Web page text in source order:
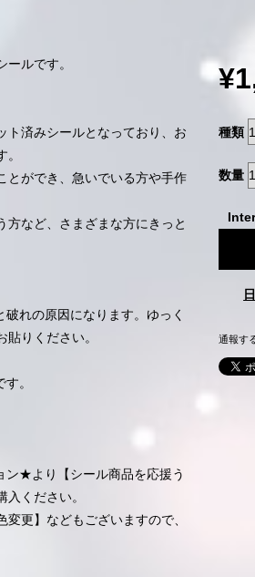
ールです。
ト済みシールとなっており、お
とができ、急いでいる方や手作
方など、さまざまな方にきっと
れの原因になります。ゆっく
りください。
。
★より【シール商品を応援う
ください。
更】などもございますので、
種類
数量
通報す